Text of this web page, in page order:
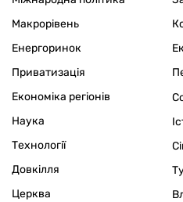
Макрорівень
Енергоринок
Приватизація
Економіка регіонів
Наука
Технології
Довкілля
Церква